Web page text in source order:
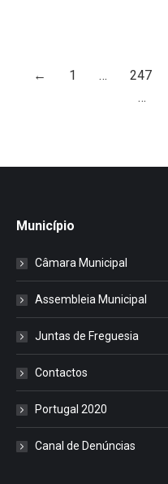
← 1 … 247
…
Município
Câmara Municipal
Assembleia Municipal
Juntas de Freguesia
Contactos
Portugal 2020
Canal de Denúncias